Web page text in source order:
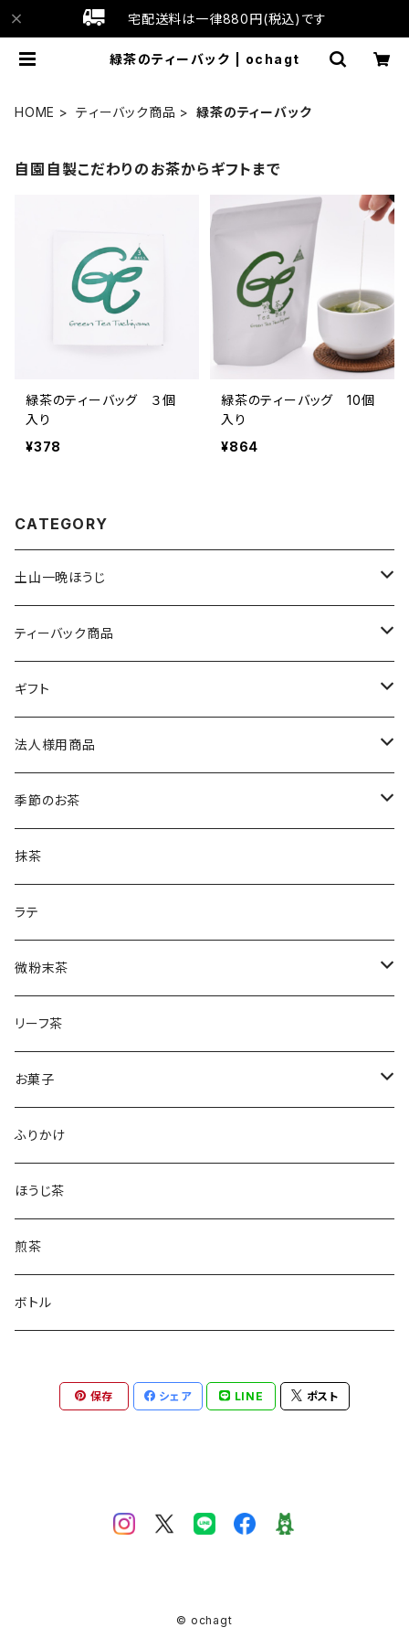
宅配送料は一律880円(税込)です
緑茶のティーバック | ochagt
HOME ティーバック商品 緑茶のティーバック
自園自製こだわりのお茶からギフトまで
緑茶のティーバッグ ３個
入り
¥378
緑茶のティーバッグ 10個
入り
¥864
CATEGORY
土山一晩ほうじ
土山一晩ほうじ 木蘭（もくらん）
土山一晩ほうじ 路考（ろこう）
土山一晩ほうじフィナンシェ
ティーバック商品
緑茶のティーバック
和紅茶のティーバック
ほうじ茶のティーバック
土山一晩ほうじティーバッグ
ギフト
かぶせ茶
和紅茶とフィナンシェ
フィナンシェ
土山一晩ほうじ
法人様用商品
微粉末かぶせ茶
微粉末ほうじ茶
微粉末和紅茶
季節のお茶
新茶
刈下茶
水出しかぶせ茶
抹茶
ラテ
微粉末茶
かぶせ茶
ほうじ茶
和紅茶
リーフ茶
お菓子
フィナンシェ
ふりかけ
ほうじ茶
煎茶
ボトル
保存 シェア LINE ポスト
© ochagt